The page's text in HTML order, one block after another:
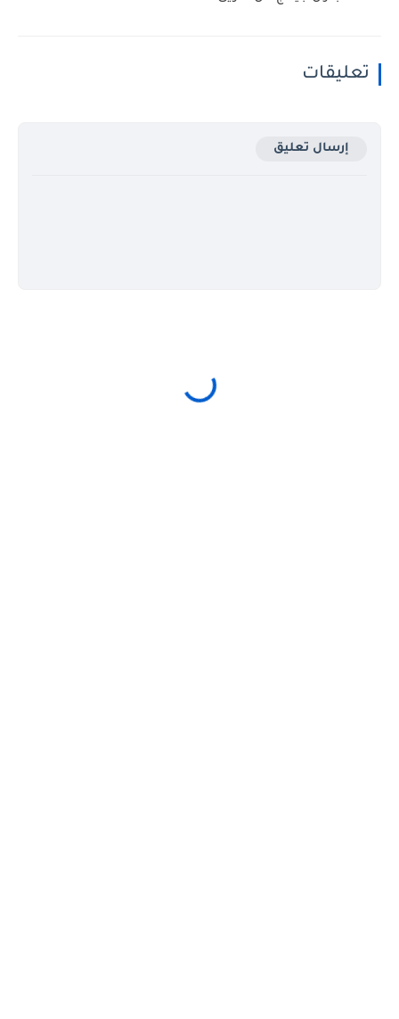
تعليقات
إرسال تعليق